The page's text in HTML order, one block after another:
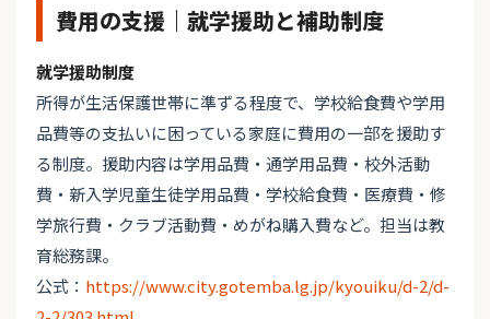
費用の支援｜就学援助と補助制度
就学援助制度
所得が生活保護世帯に準ずる程度で、学校給食費や学用
品費等の支払いに困っている家庭に費用の一部を援助す
る制度。援助内容は学用品費・通学用品費・校外活動
費・新入学児童生徒学用品費・学校給食費・医療費・修
学旅行費・クラブ活動費・めがね購入費など。担当は教
育総務課。
公式： https://www.city.gotemba.lg.jp/kyouiku/d-2/d-